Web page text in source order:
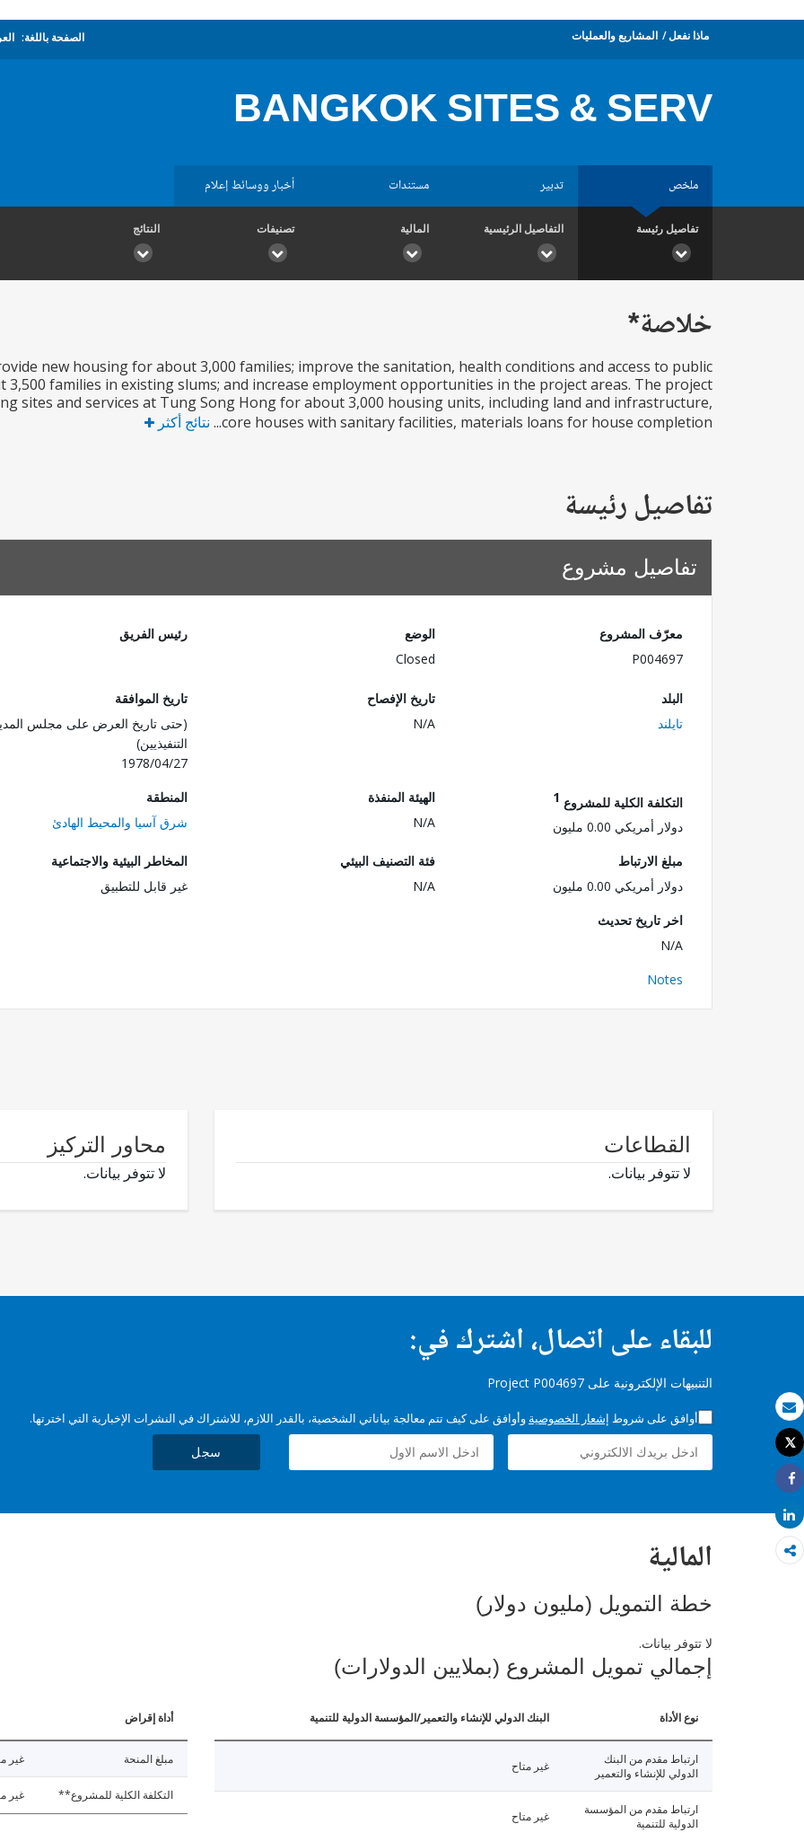
بريد الكتروني
طباعة
Tweet
Share
Share
ماذا نفعل المشاريع والعمليات الصفحة باللغة:
BANGKOK SITES & SERV
ملخص تدبير مستندات أخبار ووسائط إعلام
تفاصيل رئيسة التفاصيل الرئيسية المالية تصنيفات النتائج
خلاصة*
new housing for about 3,000 families; improve the sanitation, health conditions and access to public
3,500 families in existing slums; and increase employment opportunities in the project areas. The project
sites and services at Tung Song Hong for about 3,000 housing units, including land and infrastructure,
core houses with sanitary facilities, materials loans for house completion...
نتائج أكثر
تفاصيل رئيسة
تفاصيل مشروع
معرّف المشروع
P004697
الوضع
Closed
رئيس الفريق
البلد
تايلند
تاريخ الإفصاح
N/A
تاريخ الموافقة
(حتى تاريخ العرض على مجلس
التنفيذيين)
1978/04/27
التكلفة الكلية للمشروع 1
دولار أمريكي 0.00 مليون
الهيئة المنفذة
N/A
المنطقة
شرق آسيا والمحيط الهادئ
مبلغ الارتباط
دولار أمريكي 0.00 مليون
فئة التصنيف البيئي
N/A
المخاطر البيئية والاجتماعية
غير قابل للتطبيق
اخر تاريخ تحديث
N/A
Notes
القطاعات
لا تتوفر بيانات.
محاور التركيز
لا تتوفر بيانات.
للبقاء على اتصال، اشترك في:
التنبيهات الإلكترونية على Project P004697
أوافق على شروط إشعار الخصوصية وأوافق على كيف تتم معالجة بياناتي الشخصية، بالقدر اللازم، للاشتراك في النشرات الإخبارية التي اخترتها.
سجل
المالية
خطة التمويل (مليون دولار)
لا تتوفر بيانات.
إجمالي تمويل المشروع (بملايين الدولارات)
نوع الأداة البنك الدولي للإنشاء والتعمير/المؤسسة الدولية للتنمية
ارتباط مقدم من البنك
الدولي للإنشاء والتعمير
غير متاح
ارتباط مقدم من المؤسسة
الدولية للتنمية
غير متاح
أداة إقراض
مبلغ المنحة غير
التكلفة الكلية للمشروع** غير